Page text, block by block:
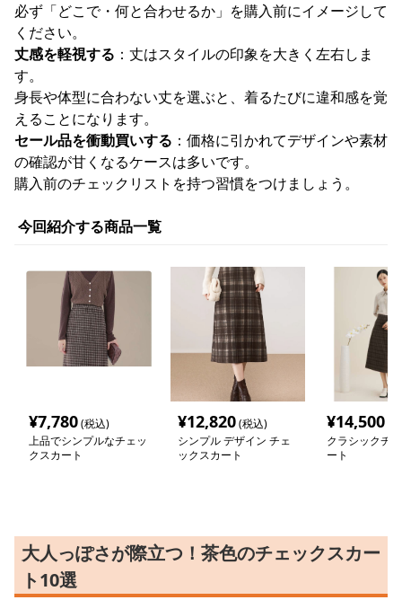
必ず「どこで・何と合わせるか」を購入前にイメージして
ください。
丈感を軽視する ：丈はスタイルの印象を大きく左右しま
す。
身長や体型に合わない丈を選ぶと、着るたびに違和感を覚
えることになります。
セール品を衝動買いする ：価格に引かれてデザインや素材
の確認が甘くなるケースは多いです。
購入前のチェックリストを持つ習慣をつけましょう。
今回紹介する商品一覧
¥7,780(税込)
上品でシンプルなチェッ
クスカート
¥12,820(税込)
シンプル デザイン チェ
ックスカート
¥14,500
クラシックチ
ート
大人っぽさが際立つ！茶色のチェックスカー
ト10選